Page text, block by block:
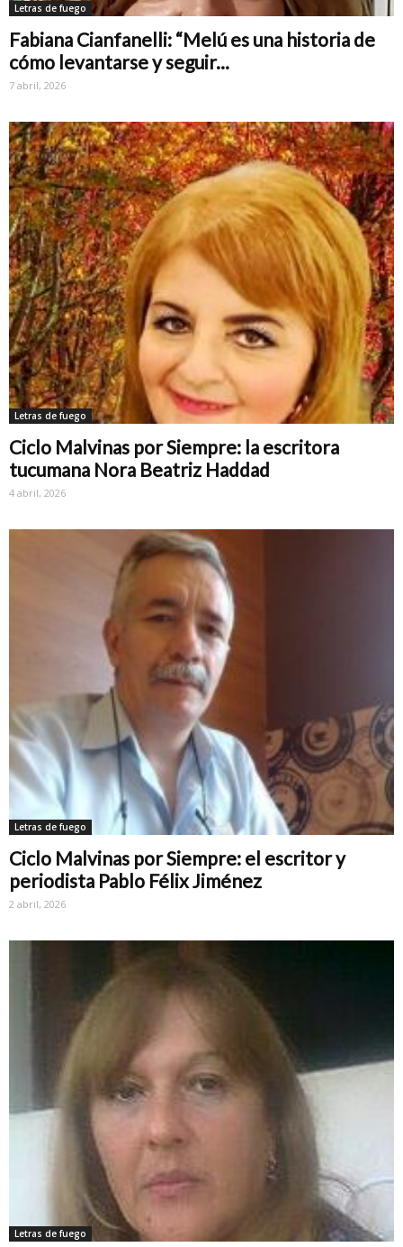
Letras de fuego
Fabiana Cianfanelli: “Melú es una historia de
cómo levantarse y seguir...
7 abril, 2026
Letras de fuego
Ciclo Malvinas por Siempre: la escritora
tucumana Nora Beatriz Haddad
4 abril, 2026
Letras de fuego
Ciclo Malvinas por Siempre: el escritor y
periodista Pablo Félix Jiménez
2 abril, 2026
Letras de fuego